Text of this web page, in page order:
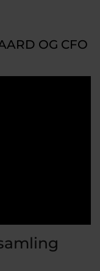
OG CFO